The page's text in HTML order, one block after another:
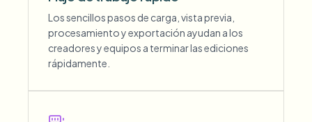
Los sencillos pasos de carga, vista previa,
procesamiento y exportación ayudan a los
creadores y equipos a terminar las ediciones
rápidamente.